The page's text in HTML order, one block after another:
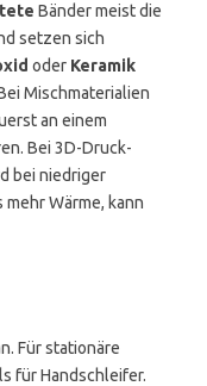
Bänder meist die
setzen sich
oder Keramik
Mischmaterialien
an einem
Bei 3D-Druck-
bei niedriger
Wärme, kann
Für stationäre
für Handschleifer.